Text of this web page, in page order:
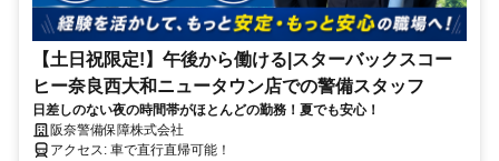
【土日祝限定!】午後から働ける|スターバックスコー
ヒー奈良西大和ニュータウン店での警備スタッフ
日差しのない夜の時間帯がほとんどの勤務！夏でも安心！
阪奈警備保障株式会社
アクセス: 車で直行直帰可能！